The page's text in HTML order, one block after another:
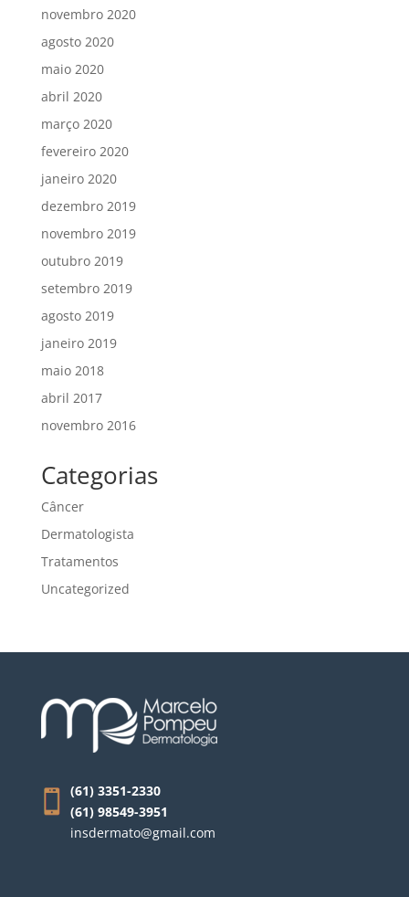
novembro 2020
agosto 2020
maio 2020
abril 2020
março 2020
fevereiro 2020
janeiro 2020
dezembro 2019
novembro 2019
outubro 2019
setembro 2019
agosto 2019
janeiro 2019
maio 2018
abril 2017
novembro 2016
Categorias
Câncer
Dermatologista
Tratamentos
Uncategorized
(61) 3351-2330
(61) 98549-3951
insdermato@gmail.com